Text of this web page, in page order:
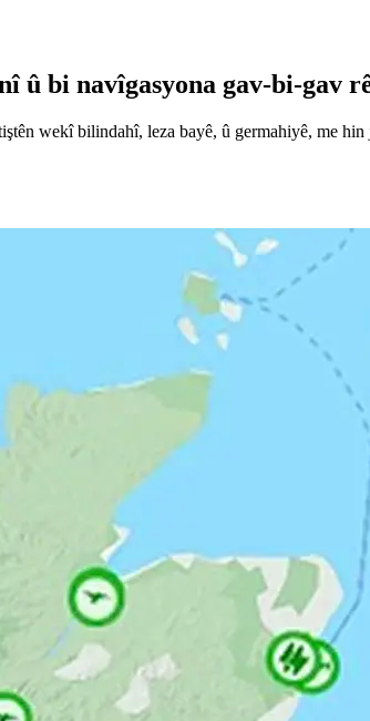
û bi navîgasyona gav-bi-gav
wekî bilindahî, leza bayê, û germahiyê, me